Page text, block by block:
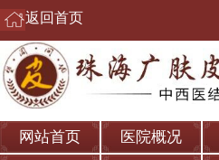
返回首页
网站首页 医院概况